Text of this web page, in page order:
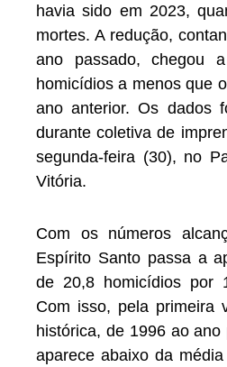
havia sido em 2023,
mortes. A redução,
ano passado, chegou
homicídios a menos que
ano anterior. Os dados
durante coletiva de
segunda-feira (30), no
Vitória.
Com os números
Espírito Santo passa a
de 20,8 homicídios por
Com isso, pela primeira
histórica, de 1996 ao
aparece abaixo da